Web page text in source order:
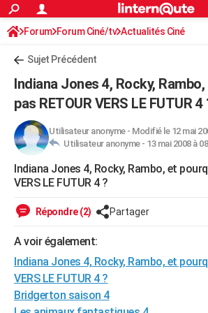
ACTUALITÉS
Politique
Société
Faits Divers
Education
Monde
Villes
+
Programme TV
Streaming
Sorties cinéma
Musique
FINANCE
Retraite
Impôts
Epargne
Immobilier
Risques naturels par ville
Banque
Assurance
Crédit
AUTO
Essais
Réserver un essai
Citadines
Berlines
SUV
Forum auto
HIGH-TECH
Mobiles
Meilleur smartphone
Internet
Ordinateurs
Jeux vidéo
Guide high-tech
+BRICOLAGE
Forum
Aménagement intérieur
Extérieur
Cuisine
Salle de bains
Jardinage
Rangement
WEEK-END
Guides de France
Escapades
Patrimoine
Expositions
Musées
Week-end nature
+LIFESTYLE
Art de vivre
Bien-être
Loisirs
Mode
Modes de vie
SANTE
Alimentation
Guide de la santé
Maladies
Médicaments
Sommeil
VOYAGE
S'inscrire
Connexion
Forum Forum Ciné/tv Actualités Ciné
Sujet Précédent
Indiana Jones 4, Rocky,
pas RETOUR VERS LE FUTUR 4
Utilisateur anonyme- Modifié le 12 mai
Utilisateur anonyme - 13 mai 2008 à
Indiana Jones 4, Rocky, Rambo, et
VERS LE FUTUR 4 ?
Répondre (2) Partager
A voir également:
Indiana Jones 4, Rocky, Rambo, et
VERS LE FUTUR 4 ?
Bridgerton saison 4